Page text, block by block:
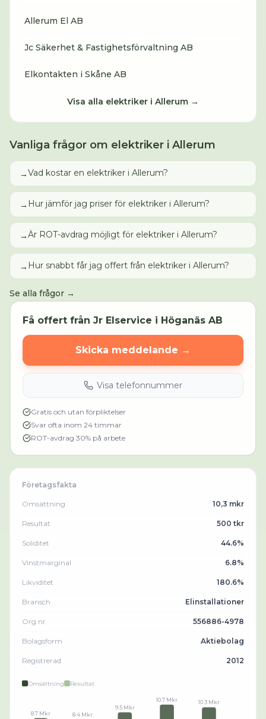
Allerum El AB
Jc Säkerhet & Fastighetsförvaltning AB
Elkontakten i Skåne AB
Visa alla elektriker i Allerum →
Vanliga frågor om elektriker i Allerum
→Vad kostar en elektriker i Allerum?
→ Hur jämför jag priser för elektriker i Allerum?
→Är ROT-avdrag möjligt för elektriker i Allerum?
→ Hur snabbt får jag offert från elektriker i Allerum?
Se alla frågor →
Få offert från Jr Elservice i Höganäs AB
Skicka meddelande →
Visa telefonnummer
Gratis och utan förpliktelser
Svar ofta inom 24 timmar
ROT-avdrag 30% på arbete
Företagsfakta
Omsättning 10,3 mkr
Resultat 500 tkr
Soliditet 44.6%
Vinstmarginal 6.8%
Likviditet 180.6%
Bransch Elinstallationer
Org.nr 556886-4978
Bolagsform Aktiebolag
Registrerad 2012
Omsättning Resultat
8.7 Mkr 8.4 Mkr
9.5 Mkr
10.7 Mkr 10.3 Mkr